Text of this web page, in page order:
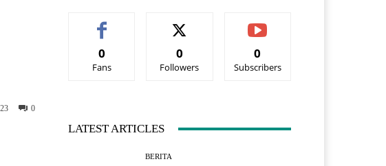
0
0
Fans
0
Followers
0
Subscribers
LATEST ARTICLES
BERITA